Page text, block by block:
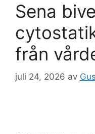
Sena
från
juli 24, 2026 av